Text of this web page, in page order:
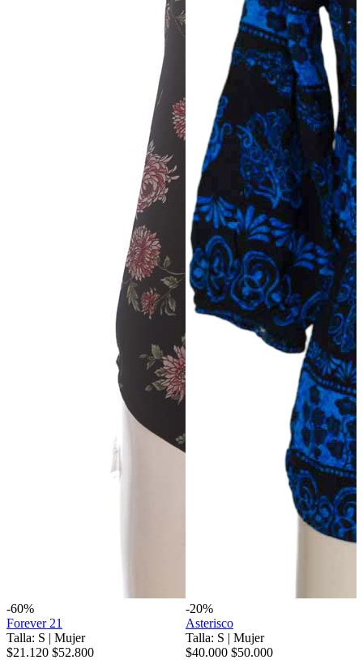
-60%
Forever 21
Talla: S | Mujer
$21.120 $52.800
-20%
Asterisco
Talla: S | Mujer
$40.000 $50.000